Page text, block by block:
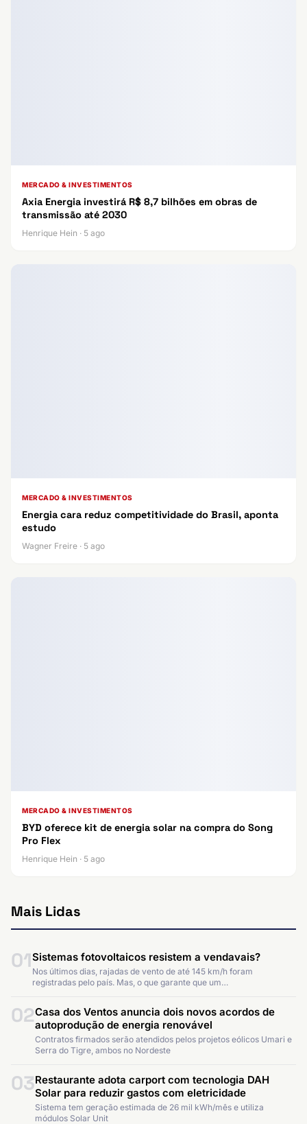
MERCADO & INVESTIMENTOS
Axia Energia investirá R$ 8,7 bilhões em obras de
transmissão até 2030
Henrique Hein · 5 ago
MERCADO & INVESTIMENTOS
Energia cara reduz competitividade do Brasil, aponta
estudo
Wagner Freire · 5 ago
MERCADO & INVESTIMENTOS
BYD oferece kit de energia solar na compra do Song
Pro Flex
Henrique Hein · 5 ago
Mais Lidas
01Sistemas fotovoltaicos resistem a vendavais?
Nos últimos dias, rajadas de vento de até 145 km/h foram
registradas pelo país. Mas, o que garante que um…
02Casa dos Ventos anuncia dois novos acordos de
autoprodução de energia renovável
Contratos firmados serão atendidos pelos projetos eólicos Umari e
Serra do Tigre, ambos no Nordeste
03Restaurante adota carport com tecnologia DAH
Solar para reduzir gastos com eletricidade
Sistema tem geração estimada de 26 mil kWh/mês e utiliza
módulos Solar Unit